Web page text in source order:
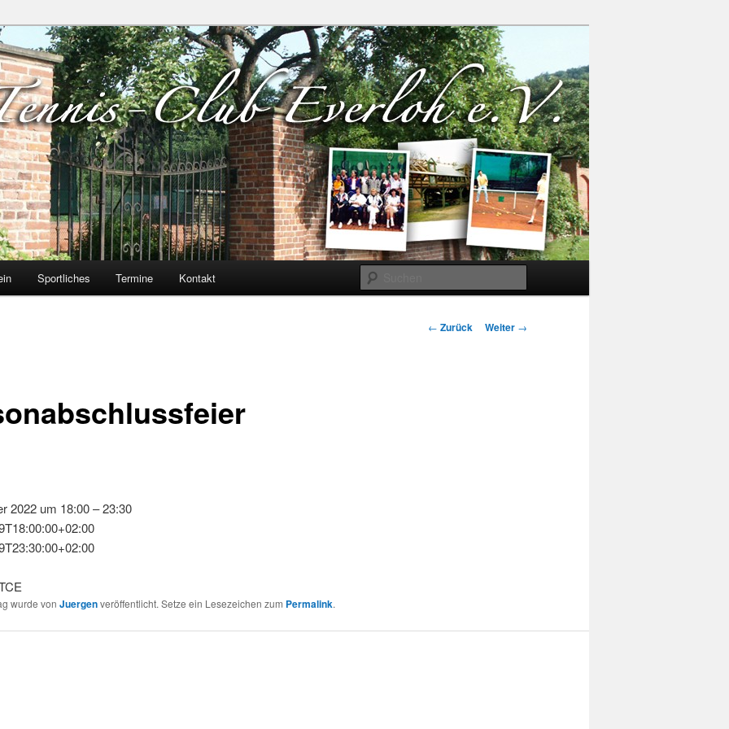
e.V.
Sportliches Termine Kontakt
Beitrags-
← Zurück Weiter →
2022 um 18:00 – 23:30
wurde von Juergenveröffentlicht. Setze ein Lesezeichen zum Permalink.